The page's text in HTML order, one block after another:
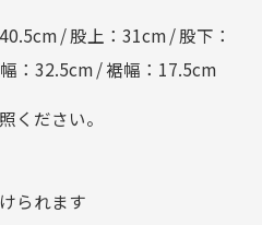
/ 股上：31cm / 股下：
：32.5cm / 裾幅：17.5cm
ください。
られます